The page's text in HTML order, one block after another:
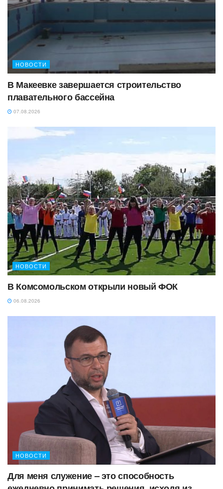
НОВОСТИ
В Макеевке завершается строительство
плавательного бассейна
07.08.2026
НОВОСТИ
В Комсомольском открыли новый ФОК
06.08.2026
НОВОСТИ
Для меня служение – это способность